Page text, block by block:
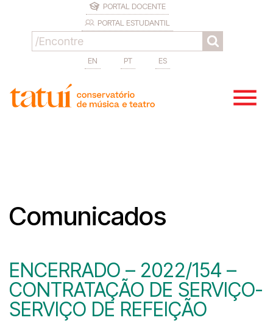
PORTAL DOCENTE
PORTAL ESTUDANTIL
EN PT ES
Comunicados
ENCERRADO – 2022/154 –
CONTRATAÇÃO DE SERVIÇO-
SERVIÇO DE REFEIÇÃO